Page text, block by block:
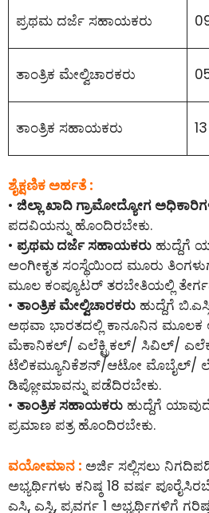
ಪ್ರಥಮ ದರ್ಜೆ ಸಹಾಯಕರು
ತಾಂತ್ರಿಕ ಮೇಲ್ವಿಚಾರಕರು
ತಾಂತ್ರಿಕ ಸಹಾಯಕರು 13
ಶೈಕ್ಷಣಿಕ ಅರ್ಹತೆ :
• ಜಿಲ್ಲಾ ಖಾದಿ ಗ್ರಾಮೋದ್ಯೋಗ
ಪದವಿಯನ್ನು ಹೊಂದಿರಬೇಕು.
• ಪ್ರಥಮ ದರ್ಜೆ ಸಹಾಯಕರು ಹುದ್ದೆಗೆ
ಅಂಗೀಕೃತ ಸಂಸ್ಥೆಯಿಂದ ಮೂರು
ಮೂಲ ಕಂಪ್ಯೂಟರ್ ತರಬೇತಿಯಲ್ಲಿ
• ತಾಂತ್ರಿಕ ಮೇಲ್ವಿಚಾರಕರು ಹುದ್ದೆಗೆ
ಅಥವಾ ಭಾರತದಲ್ಲಿ ಕಾನೂನಿನ ಮೂಲಕ
ಮೆಕಾನಿಕಲ್/ ಎಲೆಕ್ಟ್ರಿಕಲ್/ ಸಿವಿಲ್/
ಟೆಲಿಕಮ್ಯೂನಿಕೆಶನ್/ಆಟೋ ಮೊಬೈಲ್/
ಡಿಪ್ಲೋಮಾವನ್ನು ಪಡೆದಿರಬೇಕು.
• ತಾಂತ್ರಿಕ ಸಹಾಯಕರು ಹುದ್ದೆಗೆ
ಪ್ರಮಾಣ ಪತ್ರ ಹೊಂದಿರಬೇಕು.
ವಯೋಮಾನ : ಅರ್ಜಿ ಸಲ್ಲಿಸಲು
ಅಭ್ಯರ್ಥಿಗಳು ಕನಿಷ್ಠ 18 ವರ್ಷ
ಎಸ್ಸಿ, ಎಸ್ಟಿ, ಪ್ರವರ್ಗ 1 ಅಭ್ಯರ್ಥಿಗಳಿಗೆ